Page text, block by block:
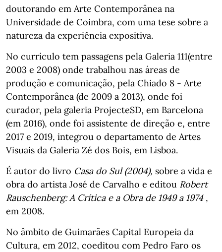
doutorando em Arte Contemporânea na
Universidade de Coimbra, com uma tese sobre a
natureza da experiência expositiva.
No currículo tem passagens pela Galeria 111(entre
2003 e 2008) onde trabalhou nas áreas de
produção e comunicação, pela Chiado 8 - Arte
Contemporânea (de 2009 a 2013), onde foi
curador, pela galeria ProjecteSD, em Barcelona
(em 2016), onde foi assistente de direção e, entre
2017 e 2019, integrou o departamento de Artes
Visuais da Galeria Zé dos Bois, em Lisboa.
É autor do livro Casa do Sul (2004), sobre a vida e
obra do artista José de Carvalho e editou Robert
Rauschenberg: A Crítica e a Obra de 1949 a 1974,
em 2008.
No âmbito de Guimarães Capital Europeia da
Cultura, em 2012, coeditou com Pedro Faro os